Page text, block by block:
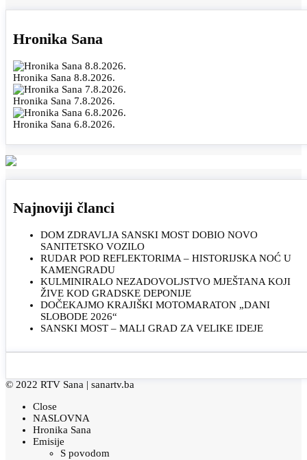
Hronika Sana
Hronika Sana 8.8.2026.
Hronika Sana 7.8.2026.
Hronika Sana 6.8.2026.
Najnoviji članci
DOM ZDRAVLJA SANSKI MOST DOBIO NOVO
SANITETSKO VOZILO
RUDAR POD REFLEKTORIMA – HISTORIJSKA NOĆ U
KAMENGRADU
KULMINIRALO NEZADOVOLJSTVO MJEŠTANA KOJI
ŽIVE KOD GRADSKE DEPONIJE
DOČEKAJMO KRAJIŠKI MOTOMARATON „DANI
SLOBODE 2026“
SANSKI MOST – MALI GRAD ZA VELIKE IDEJE
© 2022 RTV Sana | sanartv.ba
Close
NASLOVNA
Hronika Sana
Emisije
S povodom